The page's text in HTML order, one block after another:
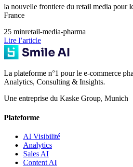
la nouvelle frontiere du retail media pour
France
25 minretail-media-pharma
Lire l’article
La plateforme n°1 pour le e-commerce
Analytics, Consulting & Insights.
Une entreprise du Kaske Group, Munich
Plateforme
AI Visibilité
Analytics
Sales AI
Content AI